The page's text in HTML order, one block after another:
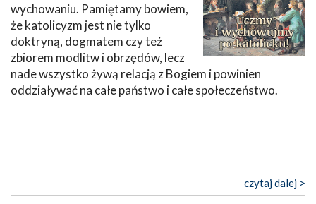
wychowaniu. Pamiętamy bowiem,
że katolicyzm jest nie tylko
doktryną, dogmatem czy też
zbiorem modlitw i obrzędów, lecz
nade wszystko żywą relacją z Bogiem i powinien
oddziaływać na całe państwo i całe społeczeństwo.
czytaj dalej >